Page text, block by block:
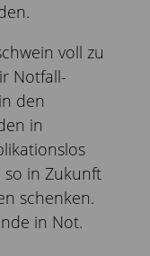
voll zu
Notfall-
den
in
in Zukunft
schenken.
in Not.